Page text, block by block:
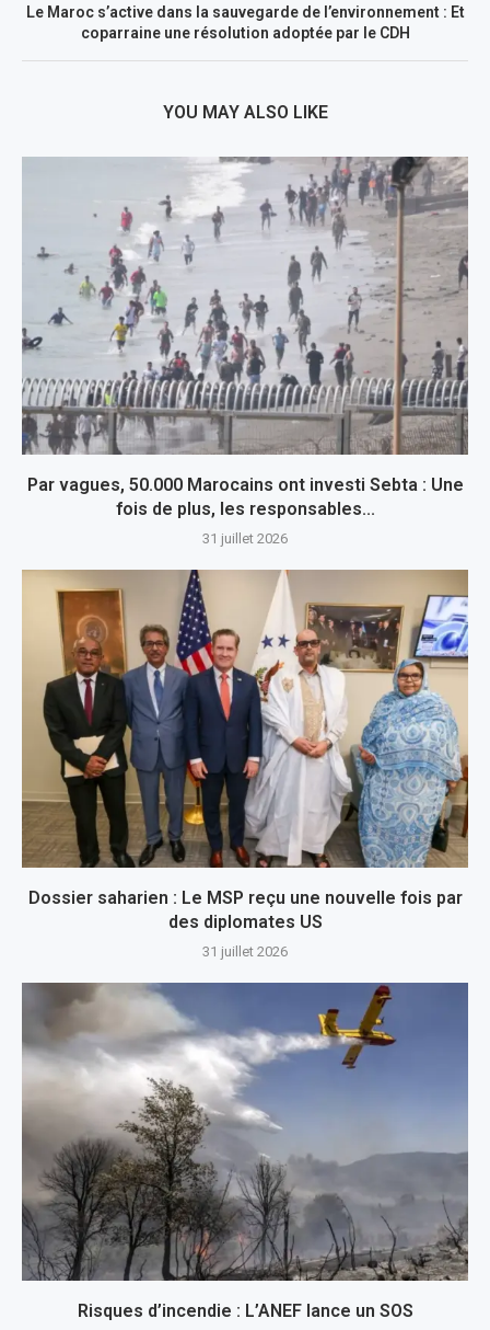
Le Maroc s’active dans la sauvegarde de l’environnement : Et
coparraine une résolution adoptée par le CDH
YOU MAY ALSO LIKE
Par vagues, 50.000 Marocains ont investi Sebta : Une
fois de plus, les responsables...
31 juillet 2026
Dossier saharien : Le MSP reçu une nouvelle fois par
des diplomates US
31 juillet 2026
Risques d’incendie : L’ANEF lance un SOS